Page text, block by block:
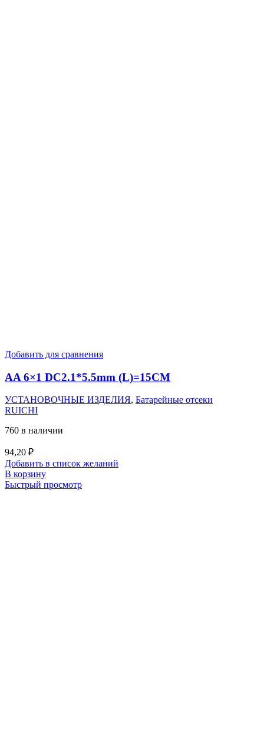
Добавить для сравнения
AA 6×1 DC2.1*5.5mm (L)=15CM
УСТАНОВОЧНЫЕ ИЗДЕЛИЯ, Батарейные отсеки
RUICHI
760 в наличии
94,20 ₽
Добавить в список желаний
В корзину
Быстрый просмотр